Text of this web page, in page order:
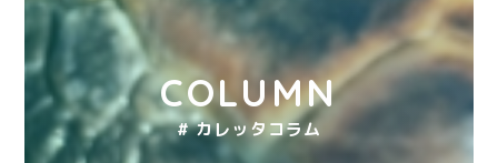
COLUMN
# カレッタコラム